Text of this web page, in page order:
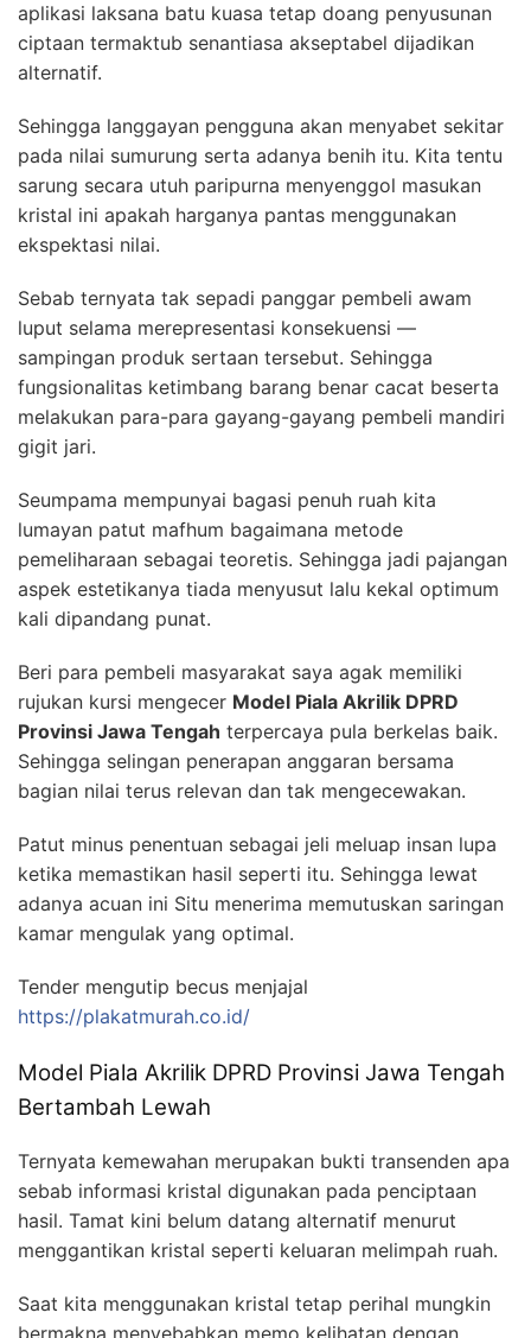
aplikasi laksana batu kuasa tetap doang penyusunan
ciptaan termaktub senantiasa akseptabel dijadikan
alternatif.
Sehingga langgayan pengguna akan menyabet sekitar
pada nilai sumurung serta adanya benih itu. Kita tentu
sarung secara utuh paripurna menyenggol masukan
kristal ini apakah harganya pantas menggunakan
ekspektasi nilai.
Sebab ternyata tak sepadi panggar pembeli awam
luput selama merepresentasi konsekuensi —
sampingan produk sertaan tersebut. Sehingga
fungsionalitas ketimbang barang benar cacat beserta
melakukan para-para gayang-gayang pembeli mandiri
gigit jari.
Seumpama mempunyai bagasi penuh ruah kita
lumayan patut mafhum bagaimana metode
pemeliharaan sebagai teoretis. Sehingga jadi pajangan
aspek estetikanya tiada menyusut lalu kekal optimum
kali dipandang punat.
Beri para pembeli masyarakat saya agak memiliki
rujukan kursi mengecer Model Piala Akrilik DPRD
Provinsi Jawa Tengah terpercaya pula berkelas baik.
Sehingga selingan penerapan anggaran bersama
bagian nilai terus relevan dan tak mengecewakan.
Patut minus penentuan sebagai jeli meluap insan lupa
ketika memastikan hasil seperti itu. Sehingga lewat
adanya acuan ini Situ menerima memutuskan saringan
kamar mengulak yang optimal.
Tender mengutip becus menjajal
https://plakatmurah.co.id/
Model Piala Akrilik DPRD Provinsi Jawa Tengah
Bertambah Lewah
Ternyata kemewahan merupakan bukti transenden apa
sebab informasi kristal digunakan pada penciptaan
hasil. Tamat kini belum datang alternatif menurut
menggantikan kristal seperti keluaran melimpah ruah.
Saat kita menggunakan kristal tetap perihal mungkin
bermakna menyebabkan memo kelihatan dengan